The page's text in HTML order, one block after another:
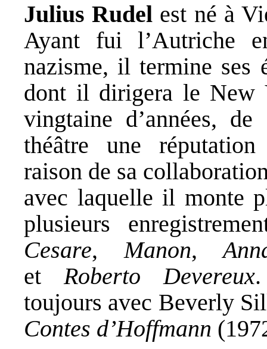
Julius Rudel est né à
Ayant fui l’Autriche
nazisme, il termine ses
dont il dirigera le New
vingtaine d’années,
théâtre une
raison de sa
avec laquelle il monte
plusieurs
Cesare,Manon,
etRoberto Devereux
toujours avec Beverly
Contes d’Hoffmann